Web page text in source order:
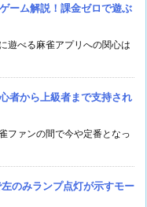
ーム解説！課金ゼロで遊ぶ
遊べる麻雀アプリへの関心は
者から上級者まで支持され
ファンの間で今や定番となっ
のみランプ点灯が示すモー